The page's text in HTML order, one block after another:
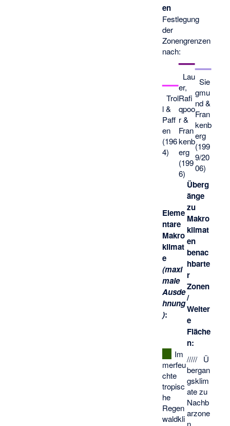
en
Festlegung
der
Zonengrenzen
nach:
—
Trol
l &
Paff
en
(196
4)
—
Lau
er,
Rafi
qpoo
r &
Fran
kenb
erg
(199
6)
—
Sie
gmu
nd &
Fran
kenb
erg
(199
9/20
06)
Eleme
ntare
Makro
klimat
e
(maxi
male
Ausde
hnung
):
Überg
änge
zu
Makro
klimat
en
benac
hbarte
r
Zonen
/
Weiter
e
Fläche
n:
Im
merfeu
chte
tropisc
he
Regen
waldkli
///// Ü
bergan
gsklim
ate zu
Nachb
arzone
n